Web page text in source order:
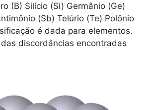
(B) Silício (Si) Germânio (Ge)
(Sb) Telúrio (Te) Polônio
é dada para elementos.
discordâncias encontradas